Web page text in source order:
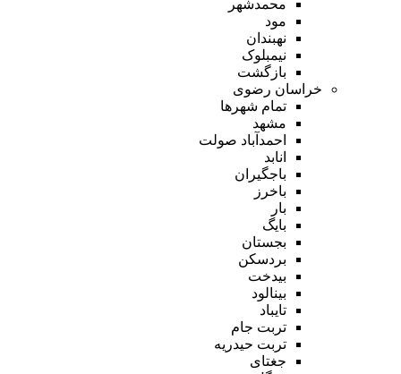
محمدشهر
مود
نهبندان
نیمبلوک
بازگشت
خراسان رضوی
تمام شهر‌ها
مشهد
احمدآباد صولت
انابد
باجگیران
باخرز
بار
بایگ
بجستان
بردسکن
بیدخت
بینالود
تایباد
تربت جام
تربت حیدریه
جغتای